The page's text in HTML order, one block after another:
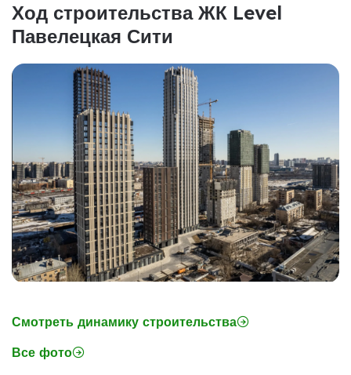
Ход строительства ЖК Level
Павелецкая Сити
Смотреть динамику строительства
Все фото